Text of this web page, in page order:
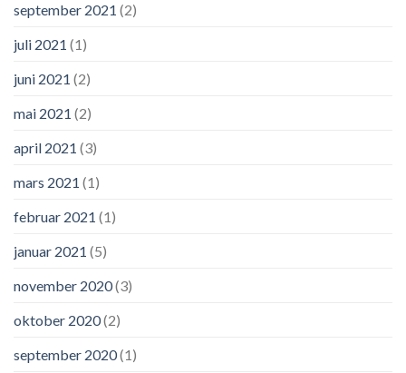
september 2021 (2)
juli 2021 (1)
juni 2021 (2)
mai 2021 (2)
april 2021 (3)
mars 2021 (1)
februar 2021 (1)
januar 2021 (5)
november 2020(3)
oktober 2020(2)
september 2020(1)